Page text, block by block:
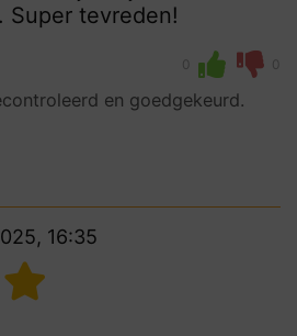
Super tevreden!
0 0
en goedgekeurd.
16:35